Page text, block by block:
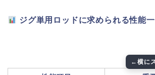
ジグ単用ロッドに求められる性能